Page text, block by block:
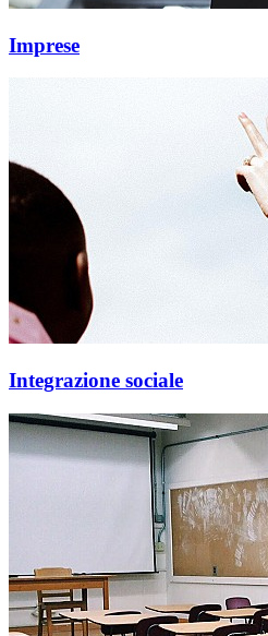
Imprese
Integrazione sociale